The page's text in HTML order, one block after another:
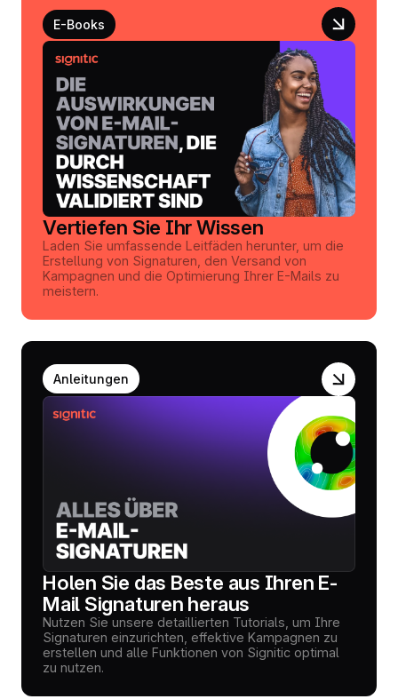
E-Books
Vertiefen Sie Ihr Wissen
Laden Sie umfassende Leitfäden herunter, um die
Erstellung von Signaturen, den Versand von
Kampagnen und die Optimierung Ihrer E-Mails zu
meistern.
Anleitungen
Holen Sie das Beste aus Ihren E-
Mail Signaturen heraus
Nutzen Sie unsere detaillierten Tutorials, um Ihre
Signaturen einzurichten, effektive Kampagnen zu
erstellen und alle Funktionen von Signitic optimal
zu nutzen.